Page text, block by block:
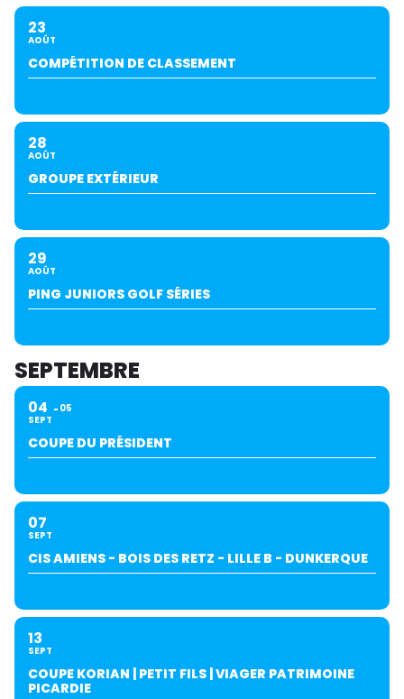
23
AOÛT
COMPÉTITION DE CLASSEMENT
28
AOÛT
GROUPE EXTÉRIEUR
29
AOÛT
PING JUNIORS GOLF SÉRIES
SEPTEMBRE
04
SEPT
05
COUPE DU PRÉSIDENT
07
SEPT
CIS AMIENS - BOIS DES RETZ - LILLE B - DUNKERQUE
13
SEPT
COUPE KORIAN | PETIT FILS | VIAGER PATRIMOINE
PICARDIE